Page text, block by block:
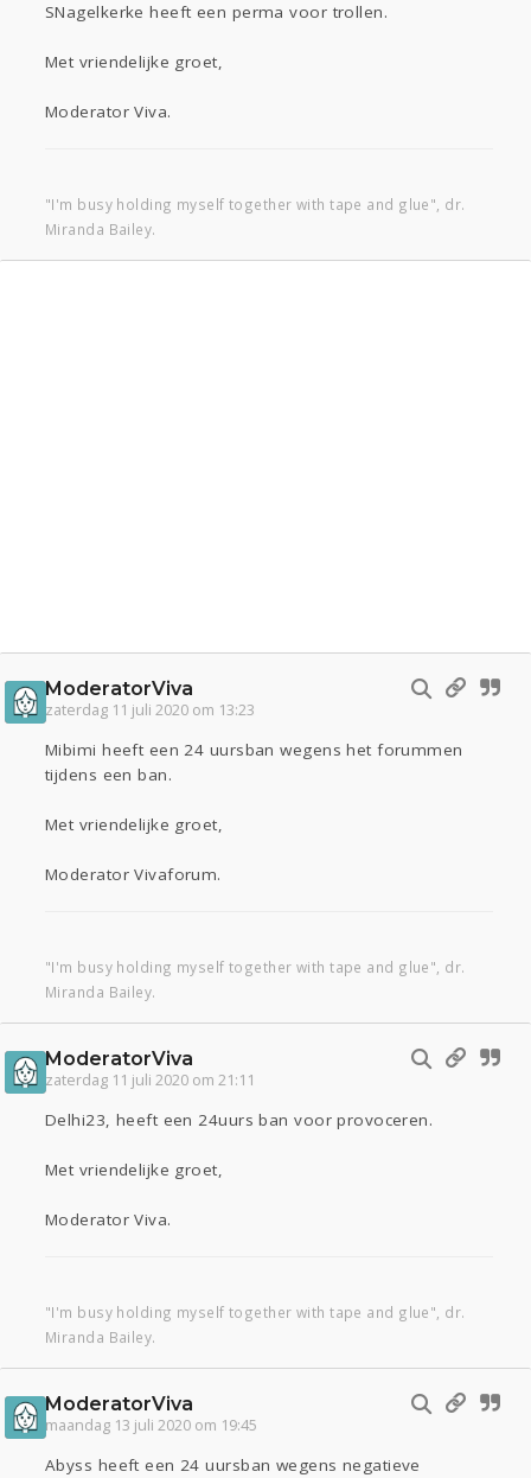
SNagelkerke heeft een perma voor trollen.
Met vriendelijke groet,
Moderator Viva.
"I'm busy holding myself together with tape and glue", dr.
Miranda Bailey.
ModeratorViva
zaterdag 11 juli 2020 om 13:23
Mibimi heeft een 24 uursban wegens het forummen
tijdens een ban.
Met vriendelijke groet,
Moderator Vivaforum.
"I'm busy holding myself together with tape and glue", dr.
Miranda Bailey.
ModeratorViva
zaterdag 11 juli 2020 om 21:11
Delhi23, heeft een 24uurs ban voor provoceren.
Met vriendelijke groet,
Moderator Viva.
"I'm busy holding myself together with tape and glue", dr.
Miranda Bailey.
ModeratorViva
maandag 13 juli 2020 om 19:45
Abyss heeft een 24 uursban wegens negatieve